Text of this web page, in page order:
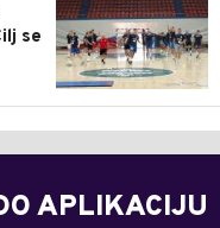
se
APLIKACIJU